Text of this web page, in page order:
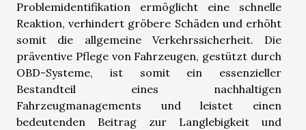
Problemidentifikation ermöglicht eine schnelle
Reaktion, verhindert gröbere Schäden und erhöht
somit die allgemeine Verkehrssicherheit. Die
präventive Pflege von Fahrzeugen, gestützt durch
OBD-Systeme, ist somit ein essenzieller
Bestandteil eines nachhaltigen
Fahrzeugmanagements und leistet einen
bedeutenden Beitrag zur Langlebigkeit und